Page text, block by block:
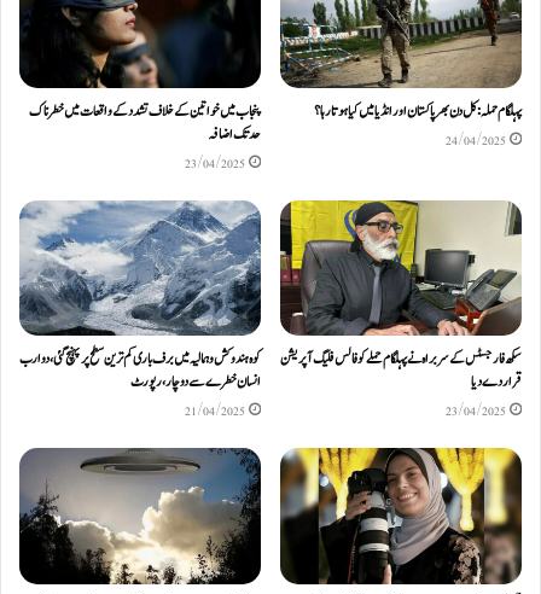
پہلگام حملہ: کل دن بھر پاکستان اور انڈیا میں کیا ہوتا رہا؟
24/04/2025
پنجاب میں خواتین کے خلاف تشدد کے واقعات میں خطرناک
حد تک اضافہ
23/04/2025
سکھ فار جسٹس کے سربراہ نے پہلگام حملے کو فالس فلیگ آپریشن
قرار دے دیا
23/04/2025
کوہ ہندوکش و ہمالیہ میں برف باری کم ترین سطح پر پہنچ گئی، دو ارب
انسان خطرے سے دوچار، رپورٹ
21/04/2025